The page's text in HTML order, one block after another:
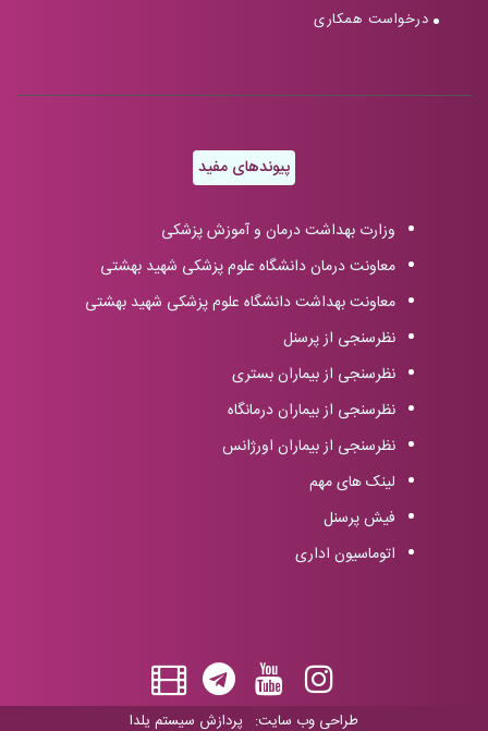
درخواست همکاری
پیوندهای مفید
وزارت بهداشت درمان و آموزش پزشکی
معاونت درمان دانشگاه علوم پزشکی شهید بهشتی
معاونت بهداشت دانشگاه علوم پزشکی شهید بهشتی
نظرسنجی از پرسنل
نظرسنجی از بیماران بستری
نظرسنجی از بیماران درمانگاه
نظرسنجی از بیماران اورژانس
لینک های مهم
فیش پرسنل
اتوماسیون اداری
طراحی وب سایت: پردازش سیستم یلدا